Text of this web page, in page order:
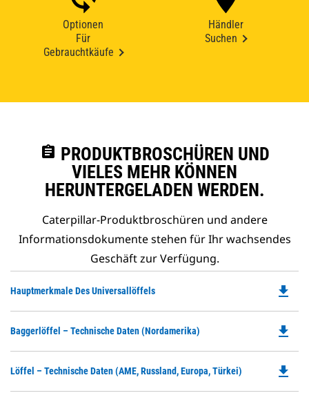
Optionen
Für
Gebrauchtkäufe
Händler
Suchen
assignment PRODUKTBROSCHÜREN UND
VIELES MEHR KÖNNEN
HERUNTERGELADEN WERDEN.
Caterpillar-Produktbroschüren und andere
Informationsdokumente stehen für Ihr wachsendes
Geschäft zur Verfügung.
Hauptmerkmale Des Universallöffels
a
file_download
Baggerlöffel – Technische Daten (Nordamerika)
a
file_download
Löffel – Technische Daten (AME, Russland, Europa, Türkei) file_download